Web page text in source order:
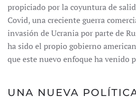
propiciado por la coyuntura de
Covid, una creciente guerra
invasión de Ucrania por parte de
ha sido el propio gobierno
que este nuevo enfoque ha venido
UNA NUEVA